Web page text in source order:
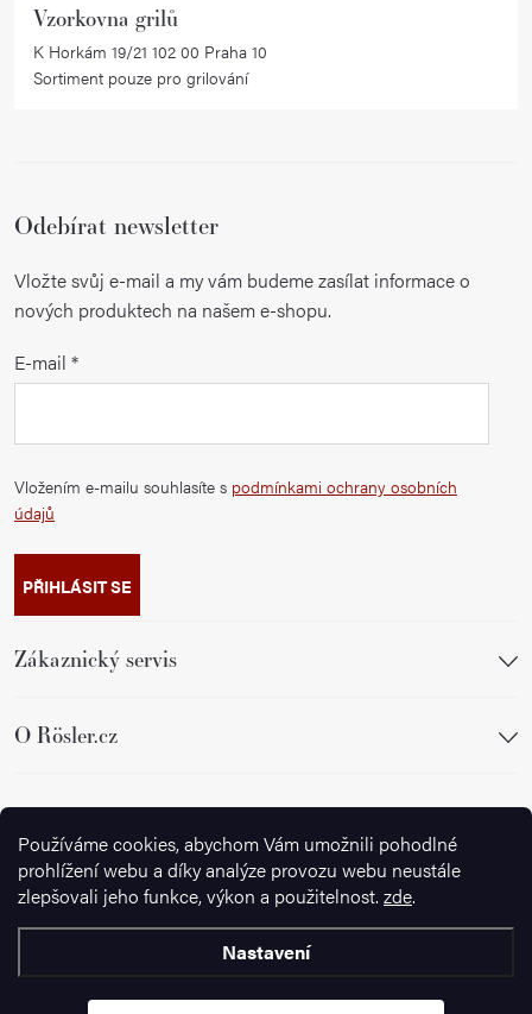
Používáme cookies, abychom Vám umožnili pohodlné
prohlížení webu a díky analýze provozu webu neustále
zlepšovali jeho funkce, výkon a použitelnost. zde.
Nastavení
Vzorkovna grilů
K Horkám 19/21 102 00 Praha 10
Sortiment pouze pro grilování
Odebírat newsletter
Vložte svůj e-mail a my vám budeme zasílat informace o
nových produktech na našem e-shopu.
E-mail
Vložením e-mailu souhlasíte s podmínkami ochrany osobních
údajů
PŘIHLÁSIT SE
Zákaznický servis
O Rösler.cz
Sledujte nás